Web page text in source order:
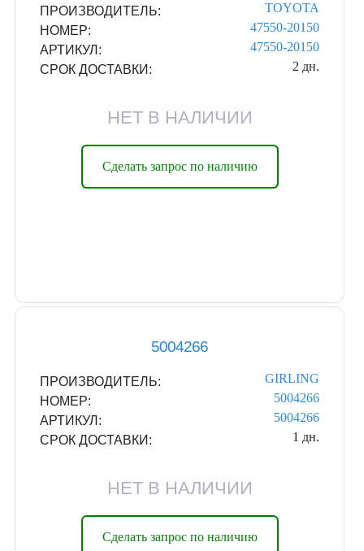
ПРОИЗВОДИТЕЛЬ:
TOYOTA
НОМЕР:
47550-20150
АРТИКУЛ:
47550-20150
СРОК ДОСТАВКИ:
2 дн.
НЕТ В НАЛИЧИИ
Сделать запрос по наличию
5004266
ПРОИЗВОДИТЕЛЬ:
GIRLING
НОМЕР:
5004266
АРТИКУЛ:
5004266
СРОК ДОСТАВКИ:
1 дн.
НЕТ В НАЛИЧИИ
Сделать запрос по наличию